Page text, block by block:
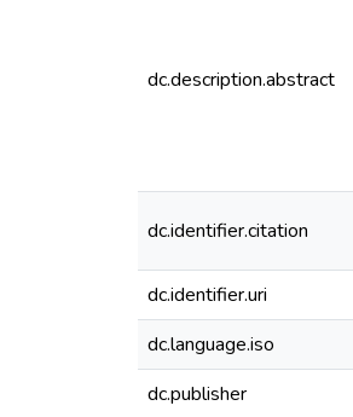
dc.description.abstract
dc.identifier.citation
dc.identifier.uri
dc.language.iso
dc.publisher